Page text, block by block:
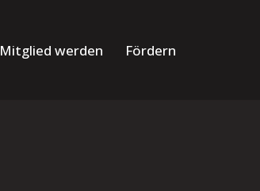
Mitglied werden Fördern